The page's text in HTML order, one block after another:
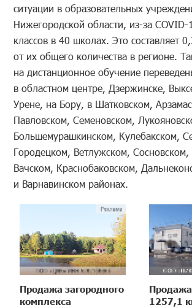
ситуации в образовательных
Нижегородской области, из-за
классов в 40 школах. Это составляет
от их общего количества в регионе.
на дистанционное обучение
в областном центре, Дзержинске,
Урене, на Бору, в Шатковском,
Павловском, Семеновском,
Большемурашкинском, Кулебакском,
Городецком, Ветлужском, Сосновском,
Вачском, Краснобаковском,
и Варнавинском районах.
Продажа загородного
комплекса
1257,1